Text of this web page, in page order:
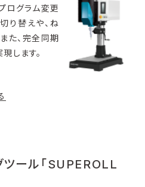
ログラム変更
り替えや、ね
た、完全同期
します。
ツール「SUPEROLL